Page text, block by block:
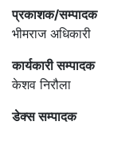
प्रकाशक/सम्पादक
भीमराज अधिकारी
कार्यकारी सम्पादक
केशव निरौला
डेक्स सम्पादक